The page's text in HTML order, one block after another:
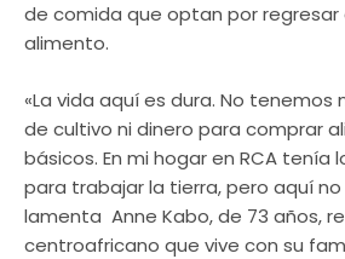
de comida que optan por regresar
alimento.
«La vida aquí es dura. No tenemos
de cultivo ni dinero para comprar
básicos. En mi hogar en RCA tenía
para trabajar la tierra, pero aquí
lamenta Anne Kabo, de 73 años,
centroafricano que vive con su